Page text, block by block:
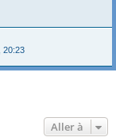
20:23
Aller à